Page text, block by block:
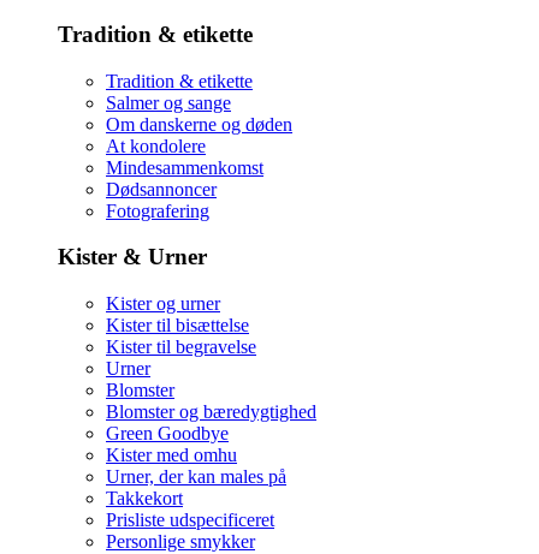
Tradition & etikette
Tradition & etikette
Salmer og sange
Om danskerne og døden
At kondolere
Mindesammenkomst
Dødsannoncer
Fotografering
Kister & Urner
Kister og urner
Kister til bisættelse
Kister til begravelse
Urner
Blomster
Blomster og bæredygtighed
Green Goodbye
Kister med omhu
Urner, der kan males på
Takkekort
Prisliste udspecificeret
Personlige smykker